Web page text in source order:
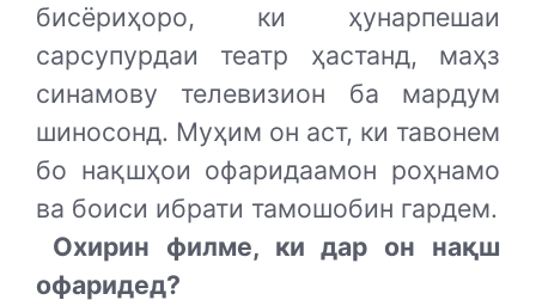
бисёриҳоро, ки ҳунарпешаи
сарсупурдаи театр ҳастанд, маҳз
синамову телевизион ба мардум
шиносонд. Муҳим он аст, ки тавонем
бо нақшҳои офаридаамон роҳнамо
ва боиси ибрати тамошобин гардем.
Охирин филме, ки дар он нақш
офаридед?